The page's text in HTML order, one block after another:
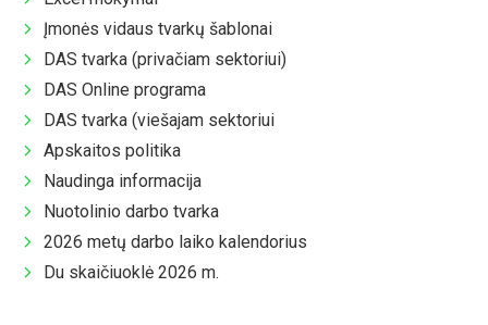
Įmonės vidaus tvarkų šablonai
DAS tvarka (privačiam sektoriui)
DAS Online programa
DAS tvarka (viešajam sektoriui
Apskaitos politika
Naudinga informacija
Nuotolinio darbo tvarka
2026 metų darbo laiko kalendorius
Du skaičiuoklė 2026 m.